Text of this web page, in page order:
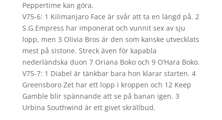
Peppertime kan göra.
V75-6: 1 Kilimanjaro Face är svår att ta en längd på. 2
S.G.Empress har imponerat och vunnit sex av sju
lopp, men 3 Olivia Bros är den som kanske utvecklats
mest på sistone. Streck även för kapabla
nederländska duon 7 Oriana Boko och 9 O’Hara Boko.
V75-7: 1 Diabel är tänkbar bara hon klarar starten. 4
Greensboro Zet har ett lopp i kroppen och 12 Keep
Gamble blir spännande att se på banan igen. 3
Urbina Southwind är ett givet skrällbud.